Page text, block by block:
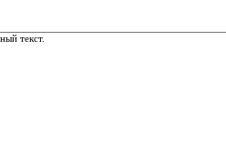
текст.